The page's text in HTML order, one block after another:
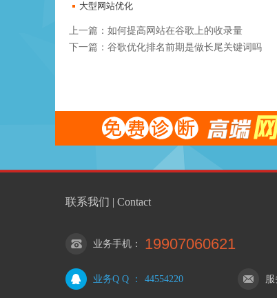
大型网站优化
上一篇：如何提高网站在谷歌上的收录量
下一篇：谷歌优化排名前期是做长尾关键词吗
联系我们 | Contact
业务手机 ： 19907060621
业务Q Q ： 44554220